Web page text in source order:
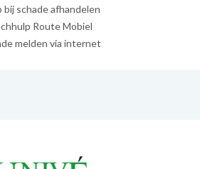
bij schade afhandelen
Route Mobiel
melden via internet